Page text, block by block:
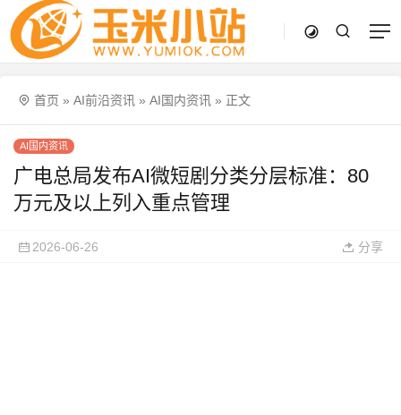
首页 » AI前沿资讯 » AI国内资讯 » 正文
AI国内资讯
广电总局发布AI微短剧分类分层标准：80
万元及以上列入重点管理
2026-06-26 分享